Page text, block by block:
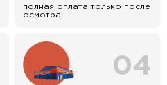
полная оплата только после
осмотра
04